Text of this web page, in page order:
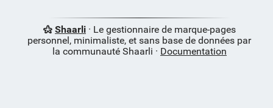
Shaarli· Le gestionnaire de marque-pages
personnel, minimaliste, et sans base de données par
la communauté Shaarli · Documentation